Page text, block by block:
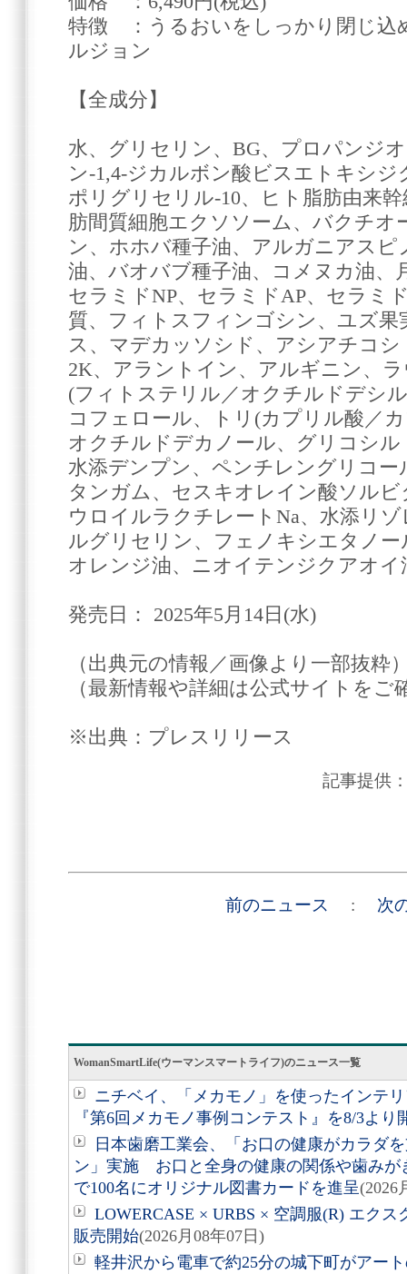
特徴 ：うるおいをしっかり閉じ込
ルジョン
【全成分】
水、グリセリン、BG、プロパンジ
ン-1,4-ジカルボン酸ビスエトキシ
ポリグリセリル-10、ヒト脂肪由来
肪間質細胞エクソソーム、バクチオ
ン、ホホバ種子油、アルガニアスピ
油、バオバブ種子油、コメヌカ油、
セラミドNP、セラミドAP、セラミ
質、フィトスフィンゴシン、ユズ
ス、マデカッソシド、アシアチコ
2K、アラントイン、アルギニン、
(フィトステリル／オクチルドデシ
コフェロール、トリ(カプリル酸／
オクチルドデカノール、グリコシ
水添デンプン、ペンチレングリコ
タンガム、セスキオレイン酸ソル
ウロイルラクチレートNa、水添リ
ルグリセリン、フェノキシエタノ
オレンジ油、ニオイテンジクアオイ
発売日： 2025年5月14日(水)
（出典元の情報／画像より一部抜粋
（最新情報や詳細は公式サイトをご
※出典：プレスリリース
記事提供
前のニュース : 次
WomanSmartLife(ウーマンスマートライフ)のニュース一覧
ニチベイ、「メカモノ」を使ったインテ
『第6回メカモノ事例コンテスト』を8/3より
日本歯磨工業会、「お口の健康がカラダ
ン」実施 お口と全身の健康の関係や歯みが
で100名にオリジナル図書カードを進呈(2026
LOWERCASE × URBS × 空調服(R) エク
販売開始(2026月08年07日)
軽井沢から電車で約25分の城下町がアー